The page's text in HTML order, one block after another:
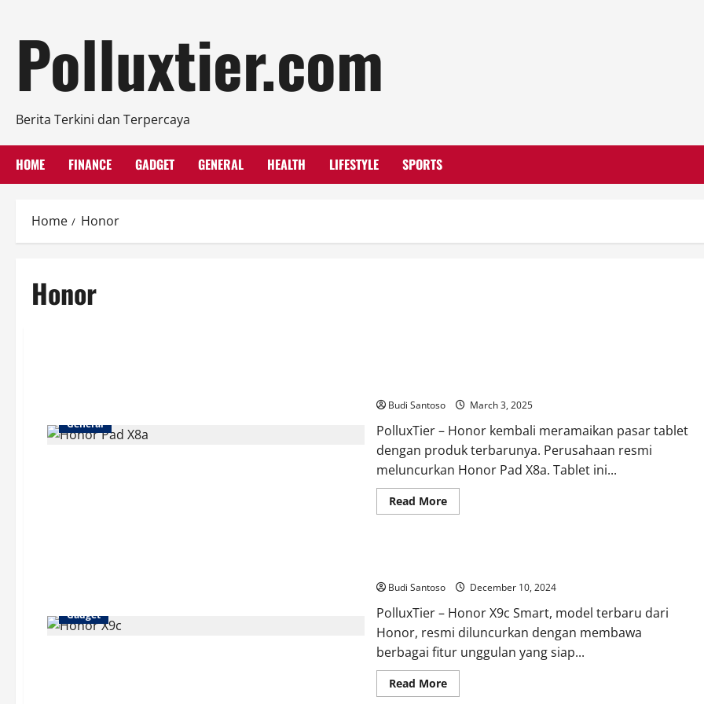
content
Polluxtier.com
Berita Terkini dan Terpercaya
HOME FINANCE GADGET GENERAL HEALTH LIFESTYLE SPORTS
Home Honor
Honor
General
Budi Santoso March 3, 2025
PolluxTier – Honor kembali meramaikan pasar tablet
dengan produk terbarunya. Perusahaan resmi
meluncurkan Honor Pad X8a. Tablet ini...
Read MoreRead
more
Tablet
2
Jutaan
dengan
Menarik
Gadget
Budi Santoso December 10, 2024
PolluxTier – Honor X9c Smart, model terbaru dari
Honor, resmi diluncurkan dengan membawa
berbagai fitur unggulan yang siap...
Read MoreRead
more